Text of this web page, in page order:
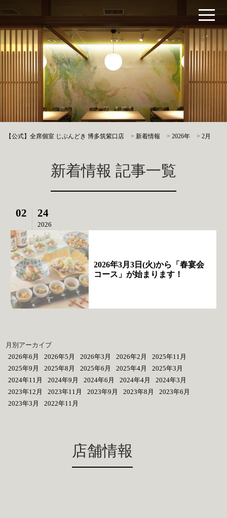
【公式】全席個室 じぶんどき 博多筑紫口店 >新着情報 >2026年 >2月
新着情報 記事一覧
02 24
2026
2026年3月3日(火)から「春宴会
コース」が始まります！
月別アーカイブ
2026年6月
2026年5月 2026年3月 2026年2月
2025年11月
2025年9月
2025年8月 2025年6月 2025年4月
2025年3月
2024年11月
2024年9月 2024年6月 2024年4月
2024年3月
2023年12月
2023年11月 2023年9月 2023年8月
2023年6月
2023年3月
2022年11月
店舗情報